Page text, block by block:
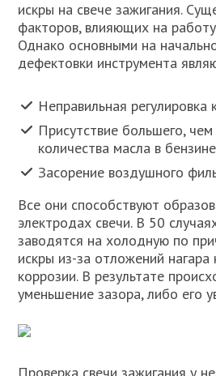
искры на свече зажигания.
факторов, влияющих на
Однако основными на
дефектовки инструмента
Неправильная
Присутствие большего,
количества масла в
Засорение воздушного
Все они способствуют
электродах свечи. В 50
заводятся на холодную по
искры из-за отложений
коррозии. В результате
уменьшение зазора, либо его
Проверка свечи зажигания у